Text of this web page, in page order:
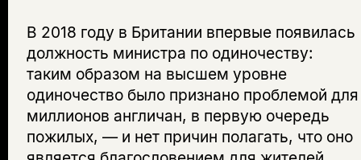
В 2018 году в Британии впервые появилась
должность министра по одиночеству:
таким образом на высшем уровне
одиночество было признано проблемой для
миллионов англичан, в первую очередь
пожилых, — и нет причин полагать, что оно